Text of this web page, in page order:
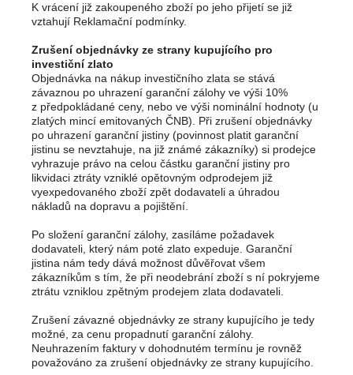
K vrácení již zakoupeného zboží po jeho přijetí se již
vztahují Reklamační podmínky.
Zrušení objednávky ze strany kupujícího pro
investiční zlato
Objednávka na nákup investičního zlata se stává
závaznou po uhrazení garanční zálohy ve výši 10%
z předpokládané ceny, nebo ve výši nominální hodnoty (u
zlatých mincí emitovaných ČNB). Při zrušení objednávky
po uhrazení garanční jistiny (povinnost platit garanční
jistinu se nevztahuje, na již známé zákazníky) si prodejce
vyhrazuje právo na celou částku garanční jistiny pro
likvidaci ztráty vzniklé opětovným odprodejem již
vyexpedovaného zboží zpět dodavateli a úhradou
nákladů na dopravu a pojištění.
Po složení garanční zálohy, zasíláme požadavek
dodavateli, který nám poté zlato expeduje. Garanční
jistina nám tedy dává možnost důvěřovat všem
zákazníkům s tím, že při neodebrání zboží s ní pokryjeme
ztrátu vzniklou zpětným prodejem zlata dodavateli.
Zrušení závazné objednávky ze strany kupujícího je tedy
možné, za cenu propadnutí garanční zálohy.
Neuhrazením faktury v dohodnutém termínu je rovněž
považováno za zrušení objednávky ze strany kupujícího.